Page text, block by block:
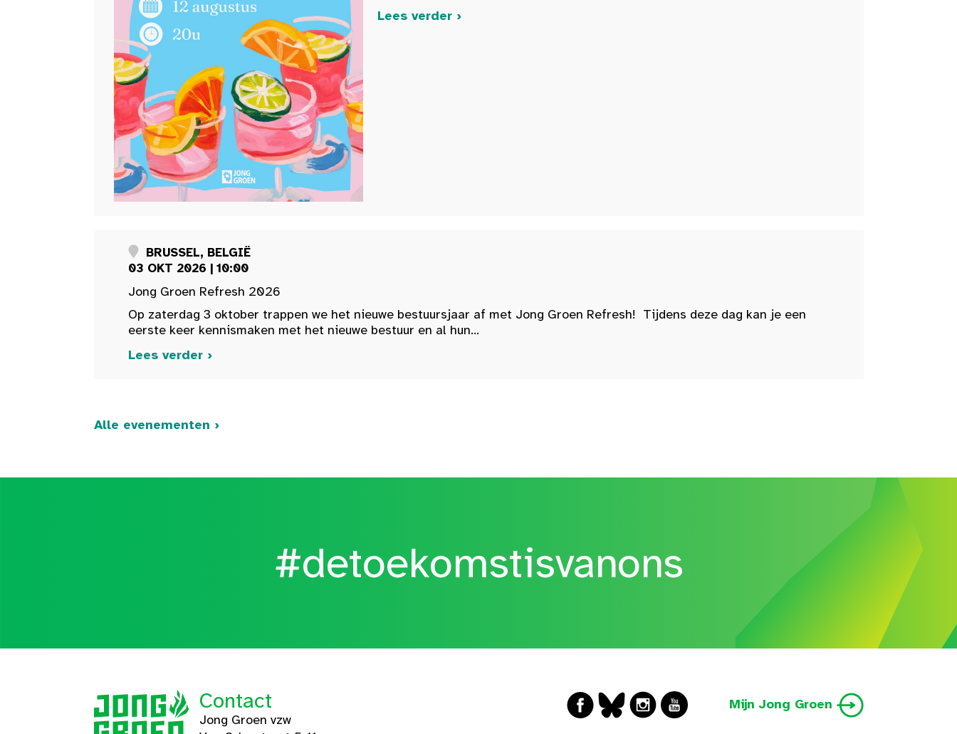
Lees verder ›
BRUSSEL, BELGIË
03 OKT 2026 | 10:00
Jong Groen Refresh 2026
Op zaterdag 3 oktober trappen we het nieuwe bestuursjaar af met Jong Groen Refresh! Tijdens deze dag kan je een
eerste keer kennismaken met het nieuwe bestuur en al hun...
Lees verder ›
Alle evenementen ›
#detoekomstisvanons
Contact
Jong Groen vzw
Mijn Jong Groen